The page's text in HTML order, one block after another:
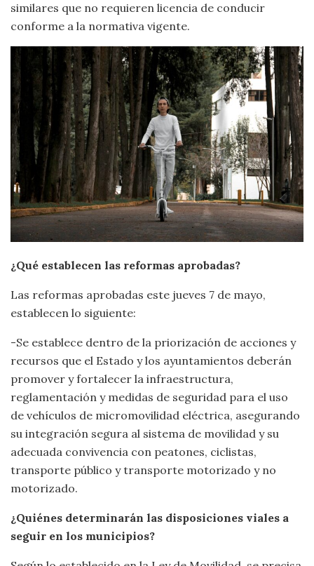
similares que no requieren licencia de conducir
conforme a la normativa vigente.
¿Qué establecen las reformas aprobadas?
Las reformas aprobadas este jueves 7 de mayo,
establecen lo siguiente:
-Se establece dentro de la priorización de acciones y
recursos que el Estado y los ayuntamientos deberán
promover y fortalecer la infraestructura,
reglamentación y medidas de seguridad para el uso
de vehículos de micromovilidad eléctrica, asegurando
su integración segura al sistema de movilidad y su
adecuada convivencia con peatones, ciclistas,
transporte público y transporte motorizado y no
motorizado.
¿Quiénes determinarán las disposiciones viales a
seguir en los municipios?